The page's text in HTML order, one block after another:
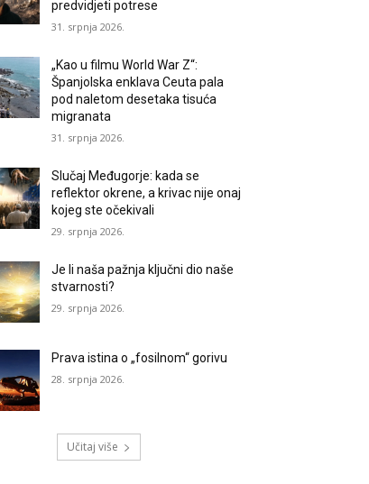
predvidjeti potrese
31. srpnja 2026.
„Kao u filmu World War Z“:
Španjolska enklava Ceuta pala
pod naletom desetaka tisuća
migranata
31. srpnja 2026.
Slučaj Međugorje: kada se
reflektor okrene, a krivac nije onaj
kojeg ste očekivali
29. srpnja 2026.
Je li naša pažnja ključni dio naše
stvarnosti?
29. srpnja 2026.
Prava istina o „fosilnom“ gorivu
28. srpnja 2026.
Učitaj više